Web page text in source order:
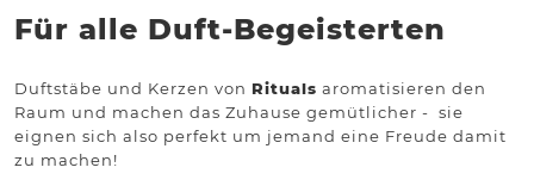
Für alle Duft-Begeisterten
Duftstäbe und Kerzen von Rituals aromatisieren den
Raum und machen das Zuhause gemütlicher - sie
eignen sich also perfekt um jemand eine Freude damit
zu machen!